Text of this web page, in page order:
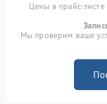
Цены в прайс-
Мы проверим ваше